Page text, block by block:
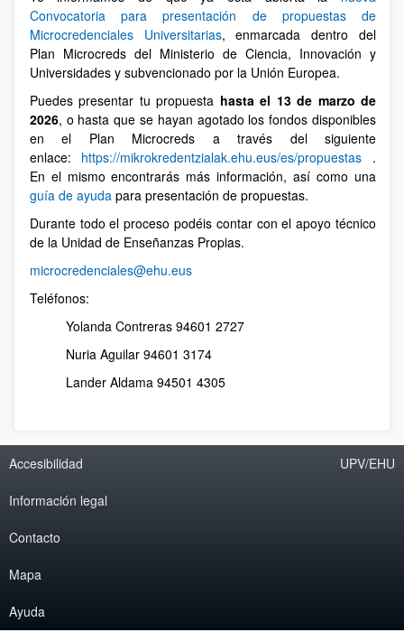
Convocatoria para presentación de propuestas de
Microcredenciales Universitarias, enmarcada dentro del
Plan Microcreds del Ministerio de Ciencia, Innovación y
Universidades y subvencionado por la Unión Europea.
Puedes presentar tu propuesta hasta el 13 de marzo de
2026, o hasta que se hayan agotado los fondos disponibles
en el Plan Microcreds a través del siguiente
enlace: https://mikrokredentzialak.ehu.eus/es/propuestas .
En el mismo encontrarás más información, así como una
guía de ayudapara presentación de propuestas.
Durante todo el proceso podéis contar con el apoyo técnico
de la Unidad de Enseñanzas Propias.
microcredenciales@ehu.eus
Teléfonos:
Yolanda Contreras 94601 2727
Nuria Aguilar 94601 3174
Lander Aldama 94501 4305
Accesibilidad
Información legal
Contacto
Mapa
Ayuda
UPV/EHU